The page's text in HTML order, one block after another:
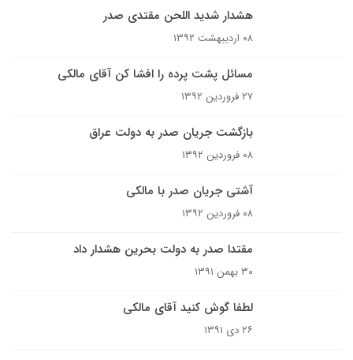
هشدار شدید اللحن مقتدی صدر
۰۸ اردیبهشت ۱۳۹۲
مسائل پشت پرده را افشا کن آقای مالکی
۲۷ فروردین ۱۳۹۲
بازگشت جریان صدر به دولت عراق
۰۸ فروردین ۱۳۹۲
آشتی جریان صدر با مالکی
۰۸ فروردین ۱۳۹۲
مقتدا صدر به دولت بحرین هشدار داد
۳۰ بهمن ۱۳۹۱
لطفا گوش کنید آقای مالکی
۲۶ دی ۱۳۹۱